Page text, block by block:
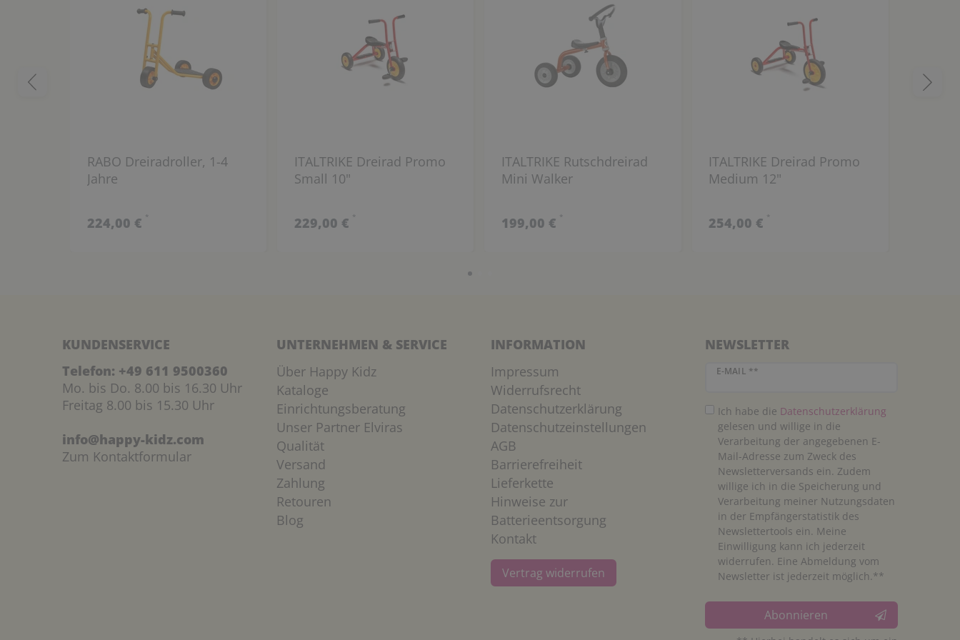
RABO Dreiradroller, 1-4
Jahre
224,00 € *
ITALTRIKE Dreirad Promo
Small 10"
229,00 € *
ITALTRIKE Rutschdreirad
Mini Walker
199,00 € *
ITALTRIKE Dreirad Promo
Medium 12"
254,00 € *
KUNDENSERVICE
Telefon: +49 611 9500360
Mo. bis Do. 8.00 bis 16.30 Uhr
Freitag 8.00 bis 15.30 Uhr
info@happy-kidz.com
Zum Kontaktformular
UNTERNEHMEN & SERVICE
Über Happy Kidz
Kataloge
Einrichtungsberatung
Unser Partner Elviras
Qualität
Versand
Zahlung
Retouren
Blog
INFORMATION
Impressum
Widerrufsrecht
Datenschutzerklärung
Datenschutzeinstellungen
AGB
Barrierefreiheit
Lieferkette
Hinweise zur
Batterieentsorgung
Kontakt
Vertrag widerrufen
NEWSLETTER
E-MAIL **
Newsletter Honig
Ich habe die Daten­schutz­erklärung
gelesen und willige in die
Verarbeitung der angegebenen E-
Mail-Adresse zum Zweck des
Newsletterversands ein. Zudem
willige ich in die Speicherung und
Verarbeitung meiner Nutzungsdaten
in der Empfängerstatistik des
Newslettertools ein. Meine
Einwilligung kann ich jederzeit
widerrufen. Eine Abmeldung vom
Newsletter ist jederzeit möglich.**
Abonnieren